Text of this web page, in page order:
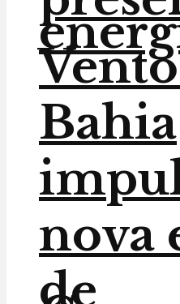
Bahia
nova
de